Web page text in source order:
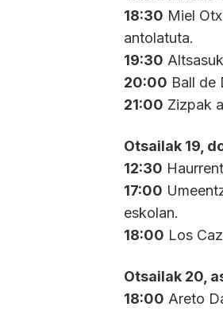
18:30 Miel
antolatuta.
19:30
20:00 Ball de
21:00 Zizpak
Otsailak 19,
12:30
17:00
eskolan.
18:00 Los
Otsailak 20,
18:00 Areto